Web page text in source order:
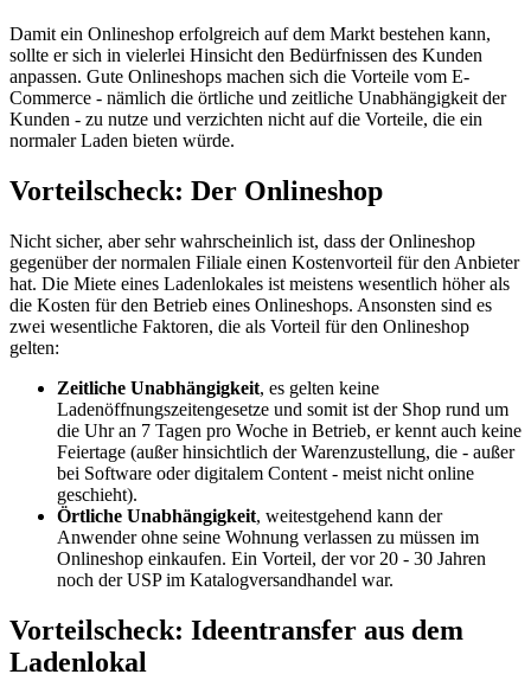
Damit ein Onlineshop erfolgreich auf dem Markt bestehen kann,
sollte er sich in vielerlei Hinsicht den Bedürfnissen des Kunden
anpassen. Gute Onlineshops machen sich die Vorteile vom E-
Commerce - nämlich die örtliche und zeitliche Unabhängigkeit der
Kunden - zu nutze und verzichten nicht auf die Vorteile, die ein
normaler Laden bieten würde.
Vorteilscheck: Der Onlineshop
Nicht sicher, aber sehr wahrscheinlich ist, dass der Onlineshop
gegenüber der normalen Filiale einen Kostenvorteil für den Anbieter
hat. Die Miete eines Ladenlokales ist meistens wesentlich höher als
die Kosten für den Betrieb eines Onlineshops. Ansonsten sind es
zwei wesentliche Faktoren, die als Vorteil für den Onlineshop
gelten:
Zeitliche Unabhängigkeit, es gelten keine
Ladenöffnungszeitengesetze und somit ist der Shop rund um
die Uhr an 7 Tagen pro Woche in Betrieb, er kennt auch keine
Feiertage (außer hinsichtlich der Warenzustellung, die - außer
bei Software oder digitalem Content - meist nicht online
geschieht).
Örtliche Unabhängigkeit, weitestgehend kann der
Anwender ohne seine Wohnung verlassen zu müssen im
Onlineshop einkaufen. Ein Vorteil, der vor 20 - 30 Jahren
noch der USP im Katalogversandhandel war.
Vorteilscheck: Ideentransfer aus dem
Ladenlokal